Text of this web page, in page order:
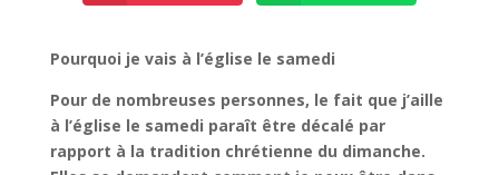
Pourquoi je vais à l’église le samedi
Pour de nombreuses personnes, le fait que j’aille
à l’église le samedi paraît être décalé par
rapport à la tradition chrétienne du dimanche.